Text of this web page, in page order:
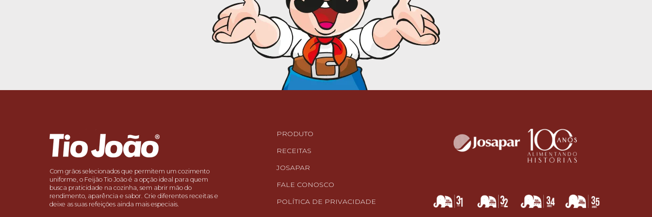
Com grãos selecionados que permitem um cozimento
uniforme, o Feijão Tio João é a opção ideal para quem
busca praticidade na cozinha, sem abrir mão do
rendimento, aparência e sabor. Crie diferentes receitas e
deixe as suas refeições ainda mais especiais.
PRODUTO
RECEITAS
JOSAPAR
FALE CONOSCO
POLÍTICA DE PRIVACIDADE